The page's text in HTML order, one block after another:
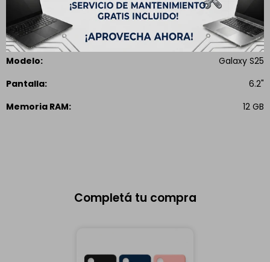
CARACTERÍSTICAS
Capacidad
128 GB
Modelo
Galaxy S25
Pantalla
6.2"
Memoria RAM
12 GB
Completá tu compra